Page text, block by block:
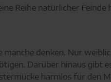
Reihe natürlicher
denken. Nur
Darüber hinaus gibt
harmlos für den